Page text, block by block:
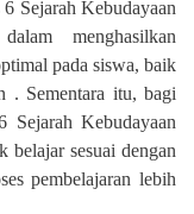
6 Sejarah Kebudayaan
menghasilkan
pada siswa, baik
. Sementara itu, bagi
Kebudayaan
belajar sesuai dengan
pembelajaran lebih